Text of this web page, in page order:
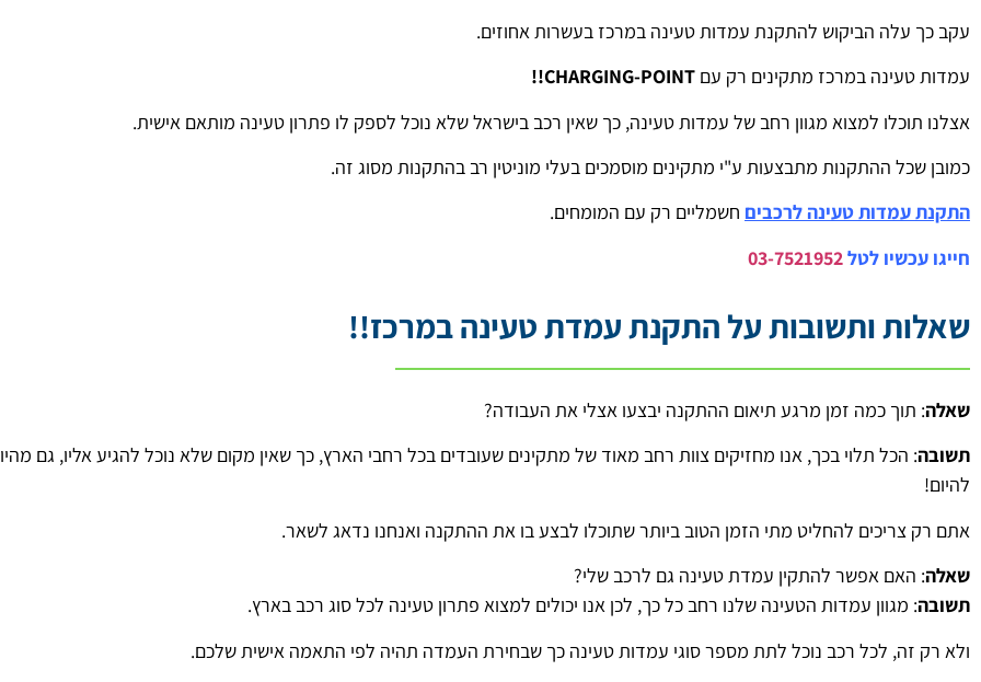
עקב כך עלה הביקוש להתקנת עמדות טעינה במרכז בעשרות אחוזים.
עמדות טעינה במרכז מתקינים רק עם CHARGING-POINT!!
אצלנו תוכלו למצוא מגוון רחב של עמדות טעינה, כך שאין רכב בישראל שלא נוכל לספק לו פתרון טעינה מותאם אישית.
כמובן שכל ההתקנות מתבצעות ע"י מתקינים מוסמכים בעלי מוניטין רב בהתקנות מסוג זה.
התקנת עמדות טעינה לרכבים חשמליים רק עם המומחים.
חייגו עכשיו לטל03-7521952
שאלות ותשובות על התקנת עמדת טעינה במרכז!!
שאלה: תוך כמה זמן מרגע תיאום ההתקנה יבצעו אצלי את העבודה?
תשובה: הכל תלוי בכך, אנו מחזיקים צוות רחב מאוד של מתקינים שעובדים בכל רחבי הארץ, כך שאין מקום שלא נוכל להגיע אליו, גם
להיום!
אתם רק צריכים להחליט מתי הזמן הטוב ביותר שתוכלו לבצע בו את ההתקנה ואנחנו נדאג לשאר.
שאלה: האם אפשר להתקין עמדת טעינה גם לרכב שלי?
תשובה: מגוון עמדות הטעינה שלנו רחב כל כך, לכן אנו יכולים למצוא פתרון טעינה לכל סוג רכב בארץ.
ולא רק זה, לכל רכב נוכל לתת מספר סוגי עמדות טעינה כך שבחירת העמדה תהיה לפי התאמה אישית שלכם.